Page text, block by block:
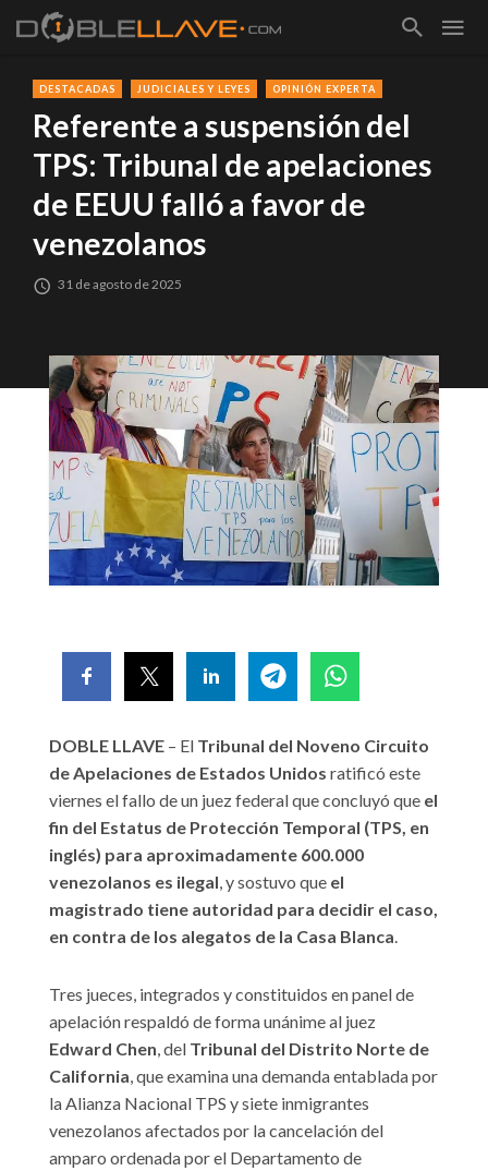
DESTACADAS JUDICIALES Y LEYES OPINIÓN EXPERTA
Referente a suspensión del
TPS: Tribunal de apelaciones
de EEUU falló a favor de
venezolanos
31 de agosto de 2025
DOBLE LLAVE – El Tribunal del Noveno Circuito
de Apelaciones de Estados Unidos ratificó este
viernes el fallo de un juez federal que concluyó que el
fin del Estatus de Protección Temporal (TPS, en
inglés) para aproximadamente 600.000
venezolanos es ilegal, y sostuvo que el
magistrado tiene autoridad para decidir el caso,
en contra de los alegatos de la Casa Blanca.
Tres jueces, integrados y constituidos en panel de
apelación respaldó de forma unánime al juez
Edward Chen, del Tribunal del Distrito Norte de
California, que examina una demanda entablada por
la Alianza Nacional TPS y siete inmigrantes
venezolanos afectados por la cancelación del
amparo ordenada por el Departamento de